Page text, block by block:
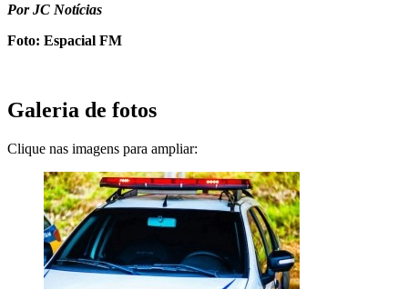
Por JC Notícias
Foto: Espacial FM
Galeria de fotos
Clique nas imagens para ampliar: